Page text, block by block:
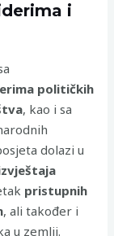
i
političkih
, kao i sa
dolazi u
pristupnih
, ali također i
u zemlji.